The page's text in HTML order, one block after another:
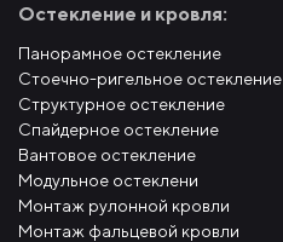
Остекление и кровля:
Панорамное остекление
Стоечно-ригельное остекление
Структурное остекление
Спайдерное остекление
Вантовое остекление
Модульное остеклени
Монтаж рулонной кровли
Монтаж фальцевой кровли